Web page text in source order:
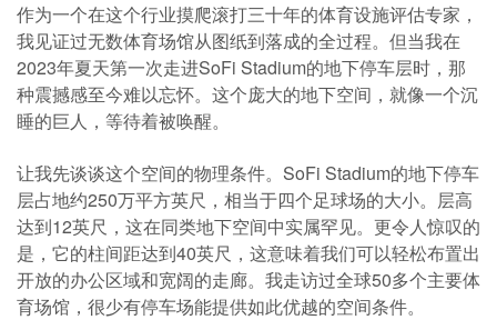
作为一个在这个行业摸爬滚打三十年的体育设施评估专家，
我见证过无数体育场馆从图纸到落成的全过程。但当我在
2023年夏天第一次走进SoFi Stadium的地下停车层时，那
种震撼感至今难以忘怀。这个庞大的地下空间，就像一个沉
睡的巨人，等待着被唤醒。
让我先谈谈这个空间的物理条件。SoFi Stadium的地下停车
层占地约250万平方英尺，相当于四个足球场的大小。层高
达到12英尺，这在同类地下空间中实属罕见。更令人惊叹的
是，它的柱间距达到40英尺，这意味着我们可以轻松布置出
开放的办公区域和宽阔的走廊。我走访过全球50多个主要体
育场馆，很少有停车场能提供如此优越的空间条件。